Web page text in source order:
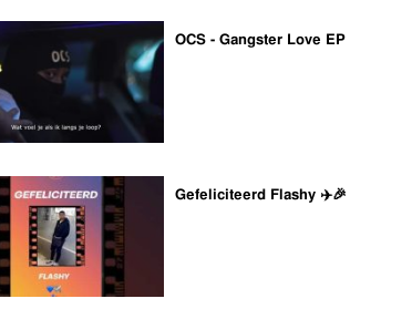
OCS - Gangster Love EP
Gefeliciteerd Flashy ✈️🎉